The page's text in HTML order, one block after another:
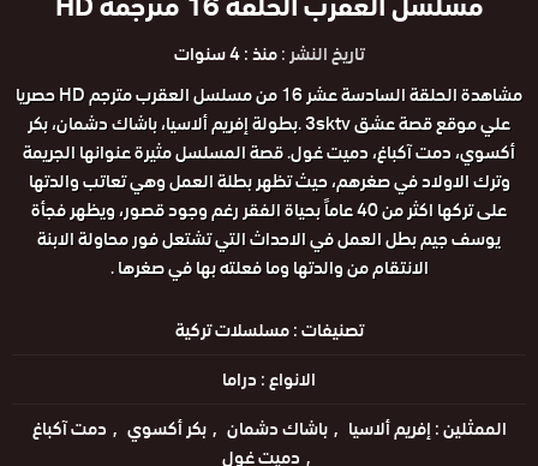
تاريخ النشر :منذ : 4 سنوات
مشاهدة الحلقة السادسة عشر 16 من مسلسل العقرب مترجم HD حصريا
علي موقع قصة عشق 3sktv .بطولة إفريم ألاسيا، باشاك دشمان، بكر
أكسوي، دمت آكباغ، دميت غول. قصة المسلسل مثيرة عنوانها الجريمة
وترك الاولاد في صغرهم، حيث تظهر بطلة العمل وهي تعاتب والدتها
على تركها اكثر من 40 عاماً بحياة الفقر رغم وجود قصور، ويظهر فجأة
يوسف جيم بطل العمل في الاحداث التي تشتعل فور محاولة الابنة
الانتقام من والدتها وما فعلته بها في صغرها .
تصنيفات :مسلسلات تركية
الانواع :دراما
الممثلين :إفريم ألاسيا باشاك دشمان بكر أكسوي
دمت آكباغ
دميت غول